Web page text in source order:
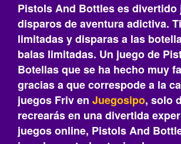
Pistols And Bottles es divertido
disparos de aventura adictiva.
limitadas y disparas a las
balas limitadas. Un juego de
Botellas que se ha hecho muy
gracias a que correspode a la
juegos Friv en Juegosipo, solo
recrearás‎ en una divertida
juegos online, Pistols And